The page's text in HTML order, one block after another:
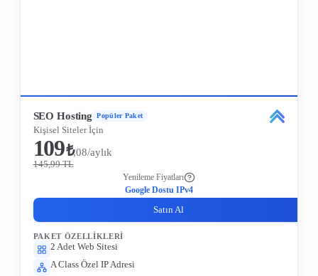
SEO Hosting Popüler Paket
Kişisel Siteler İçin
109₺,08/aylık
145,99 TL
Yenileme Fiyatları
Google Dostu IPv4
Satın Al
PAKET ÖZELLIKLERI
2 Adet Web Sitesi
A Class Özel IP Adresi